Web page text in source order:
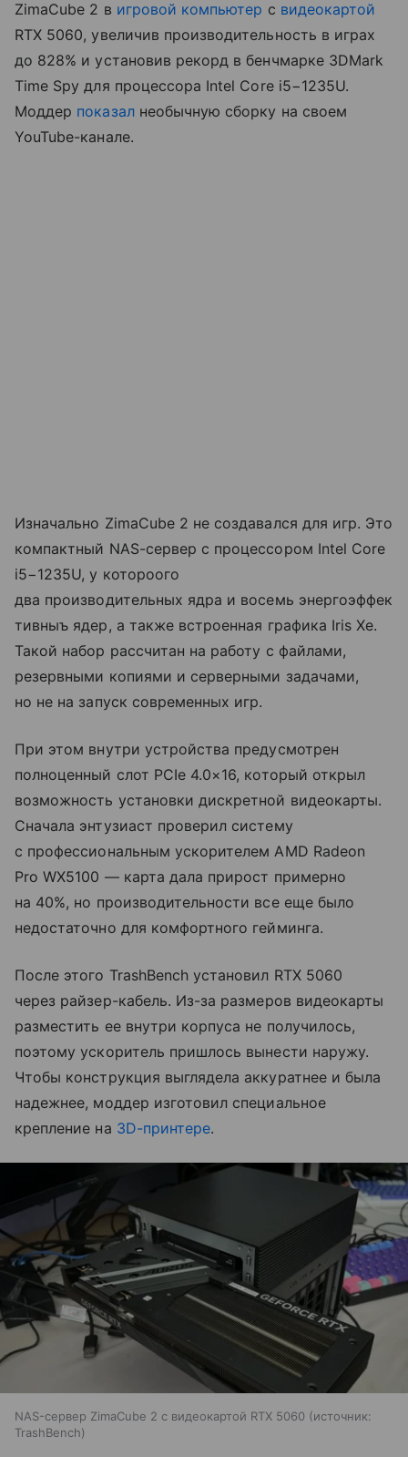
ZimaCube 2 в игровой компьютер с видеокартой
RTX 5060, увеличив производительность в играх
до 828% и установив рекорд в бенчмарке 3DMark
Time Spy для процессора Intel Core i5−1235U.
Моддер показалнеобычную сборку на своем
YouTube-канале.
Изначально ZimaCube 2 не создавался для игр. Это
компактный NAS-сервер с процессором Intel Core
i5−1235U, у котороого
два производительных ядра и восемь энергоэффек
тивныъ ядер, а также встроенная графика Iris Xe.
Такой набор рассчитан на работу с файлами,
резервными копиями и серверными задачами,
но не на запуск современных игр.
При этом внутри устройства предусмотрен
полноценный слот PCIe 4.0×16, который открыл
возможность установки дискретной видеокарты.
Сначала энтузиаст проверил систему
с профессиональным ускорителем AMD Radeon
Pro WX5100 — карта дала прирост примерно
на 40%, но производительности все еще было
недостаточно для комфортного гейминга.
После этого TrashBench установил RTX 5060
через райзер-кабель. Из-за размеров видеокарты
разместить ее внутри корпуса не получилось,
поэтому ускоритель пришлось вынести наружу.
Чтобы конструкция выглядела аккуратнее и была
надежнее, моддер изготовил специальное
крепление на 3D-принтере.
NAS-сервер ZimaCube 2 с видеокартой RTX 5060
источник:
TrashBench